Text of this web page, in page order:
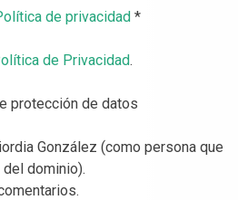
de privacidad *
de Privacidad.
protección de datos
González (como persona que
dominio).